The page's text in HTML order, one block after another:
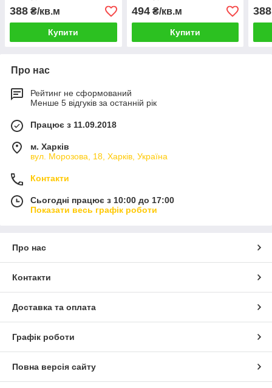
388 ₴/кв.м
Купити
494₴/кв.м
Купити
388
Про нас
Рейтинг не сформований
Менше 5 відгуків за останній рік
Працює з 11.09.2018
м. Харків
вул. Морозова, 18, Харків, Україна
Контакти
Сьогодні працює з 10:00 до 17:00
Показати весь графік роботи
Про нас
Контакти
Доставка та оплата
Графік роботи
Повна версія сайту